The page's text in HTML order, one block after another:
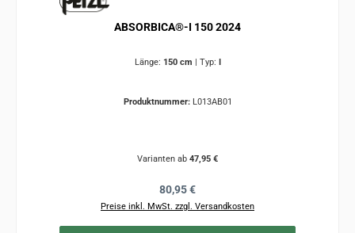
ABSORBICA®-I 150 2024
Länge: 150 cm | Typ: I
Produktnummer: L013AB01
Varianten ab 47,95 €
Regulärer Preis:
80,95 €
Preise inkl. MwSt. zzgl. Versandkosten